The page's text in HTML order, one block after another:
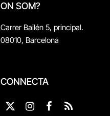
ON SOM?
Carrer Bailén 5, principal.
08010, Barcelona
CONNECTA
X
InstagramFacebook
RSS